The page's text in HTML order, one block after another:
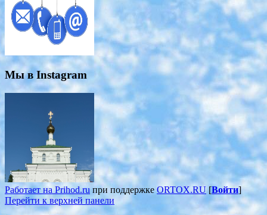
Мы в Instagram
Работает на Prihod.ruпри поддержкеORTOX.RU [Войти]
Перейти к верхней панели